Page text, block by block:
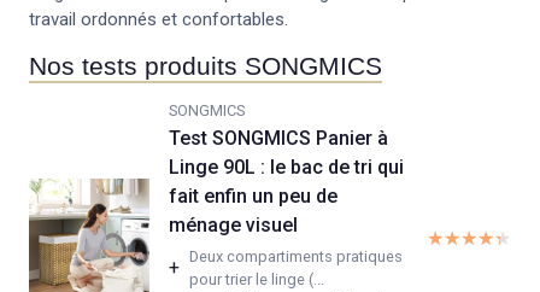
travail ordonnés et confortables.
Nos tests produits SONGMICS
SONGMICS
Test SONGMICS Panier à
Linge 90L : le bac de tri qui
fait enfin un peu de
ménage visuel
+ Deux compartiments pratiques
pour trier le linge (...
★★★★★
★★★★★